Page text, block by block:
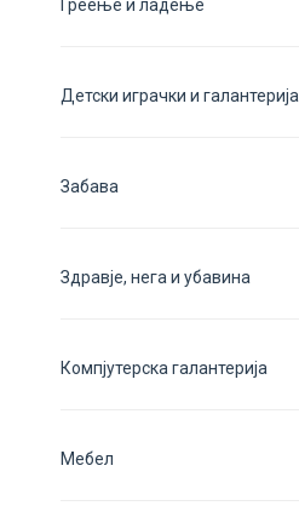
Греење и ладење
Детски играчки и галантерија
Забава
Здравје, нега и убавина
Компјутерска галантерија
Мебел